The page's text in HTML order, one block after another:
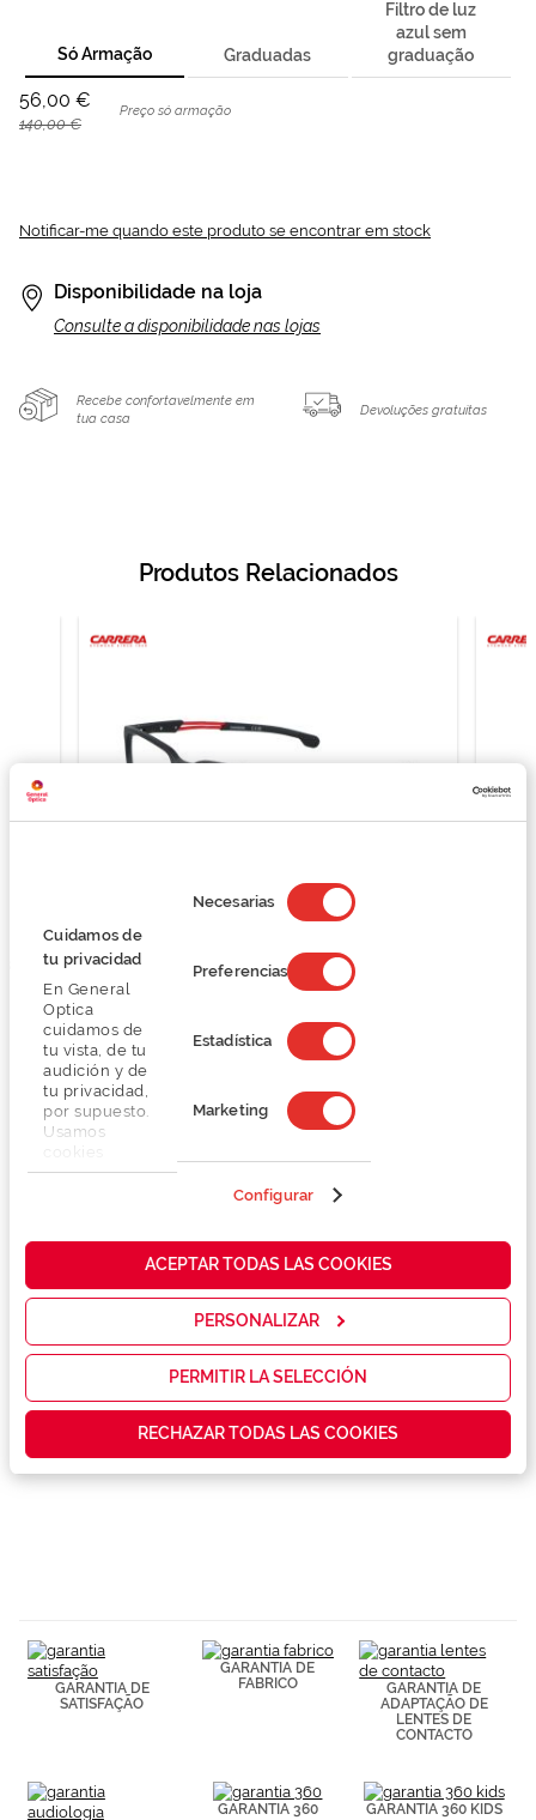
Cuidamos de
tu privacidad
En General
Optica
cuidamos de
tu vista, de tu
audición y de
tu privacidad,
por supuesto.
Usamos
propias y de
cómo mejorar
servicios y
las
que realmente
contenidos
personalizados
de páginas
visitadas).
Puedes
consultar más
Cookies.
de
consentimiento
Necesarias
Preferencias
Estadística
Marketing
Configurar
ACEPTAR TODAS LAS COOKIES
PERSONALIZAR
PERMITIR LA SELECCIÓN
RECHAZAR TODAS LAS COOKIES
Só Armação
56,00 €
140,00 €
Preço só armação
Graduadas
Filtro de luz
azul sem
graduação
Notificar-me quando este produto se encontrar em stock
Disponibilidade na loja
Consulte a disponibilidade nas lojas
Recebe confortavelmente em
tua casa
Devoluções gratuitas
Produtos Relacionados
Carrera CARRERA 4415
O preço inclui apenas a armação
89,50 €
179,00 €
Detalhes
Marca
Garantias e serviços exclusivos
GARANTIA DE
SATISFAÇÃO
GARANTIA DE
FABRICO
GARANTIA DE
ADAPTAÇÃO DE
LENTES DE
CONTACTO
GARANTIA 360 GARANTIA 360 KIDS